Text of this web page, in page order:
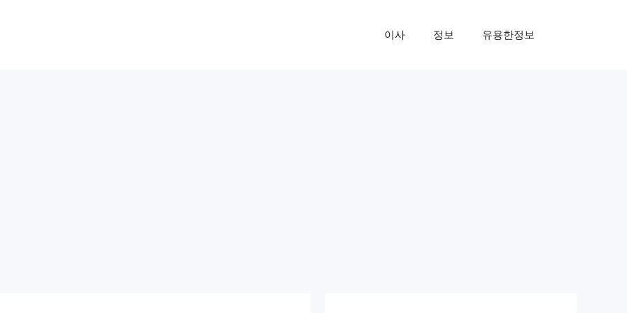
이사 정보 유용한정보